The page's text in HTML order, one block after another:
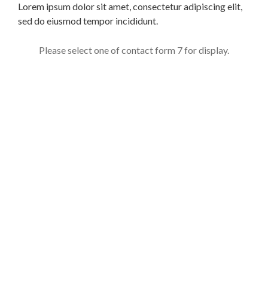
Lorem ipsum dolor sit amet, consectetur adipiscing elit,
sed do eiusmod tempor incididunt.
Please select one of contact form 7 for display.